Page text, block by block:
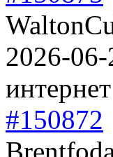
2026-
#150872